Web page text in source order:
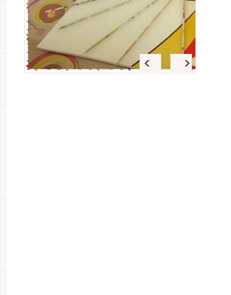
< >
Späť